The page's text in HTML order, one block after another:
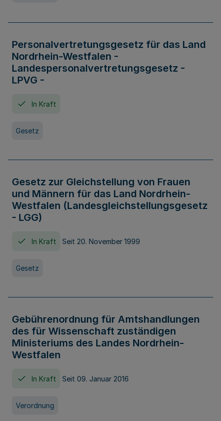
Personalvertretungsgesetz für das Land
Nordrhein-Westfalen -
Landespersonalvertretungsgesetz -
LPVG -
In Kraft
Gesetz
Gesetz zur Gleichstellung von Frauen
und Männern für das Land Nordrhein-
Westfalen (Landesgleichstellungsgesetz
- LGG)
In Kraft Seit 20. November 1999
Gesetz
Gebührenordnung für Amtshandlungen
des für Wissenschaft zuständigen
Ministeriums des Landes Nordrhein-
Westfalen
In Kraft Seit 09. Januar 2016
Verordnung